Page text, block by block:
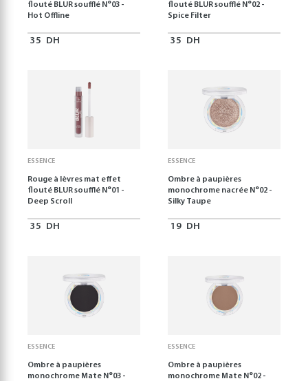
flouté BLUR soufflé N°03 -
Hot Offline
35 DH
flouté BLUR soufflé N°02 -
Spice Filter
35 DH
ESSENCE
Rouge à lèvres mat effet
flouté BLUR soufflé N°01 -
Deep Scroll
35 DH
ESSENCE
Ombre à paupières
monochrome nacrée N°02 -
Silky Taupe
19 DH
ESSENCE
Ombre à paupières
monochrome Mate N°03 -
ESSENCE
Ombre à paupières
monochrome Mate N°02 -